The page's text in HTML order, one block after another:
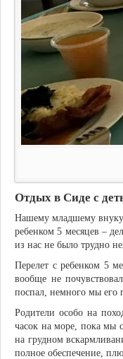
Отдых в Сиде с
Нашему младшему внуку
ребенком 5 месяцев –
из нас не было трудно
Перелет с ребенком 5
вообще не
поспал, немного мы его
Родители особо на
часок на море, пока мы
на грудном
полное обеспечение,